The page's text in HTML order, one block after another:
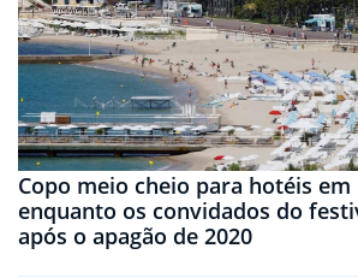
Copo meio cheio para hotéis em
enquanto os convidados do
após o apagão de 2020